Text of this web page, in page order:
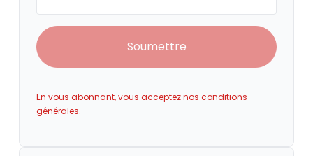
Soumettre
En vous abonnant, vous acceptez nos conditions
générales.